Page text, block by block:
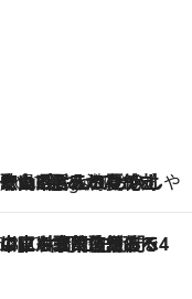
やげ ひんやりスイーツで夏を満喫
Ago
CHOICE
るんだよ」 片岡仁左衛門・市川中車ら豪華座組みで4年目の立川立飛歌舞伎へ